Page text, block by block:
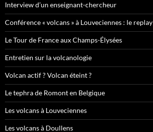
Interview d’un enseignant-chercheur
Conférence « volcans » à Louveciennes : le replay
Le Tour de France aux Champs-Élysées
Entretien sur la volcanologie
Volcan actif ? Volcan éteint ?
Le tephra de Romont en Belgique
Les volcans à Louveciennes
Les volcans à Doullens